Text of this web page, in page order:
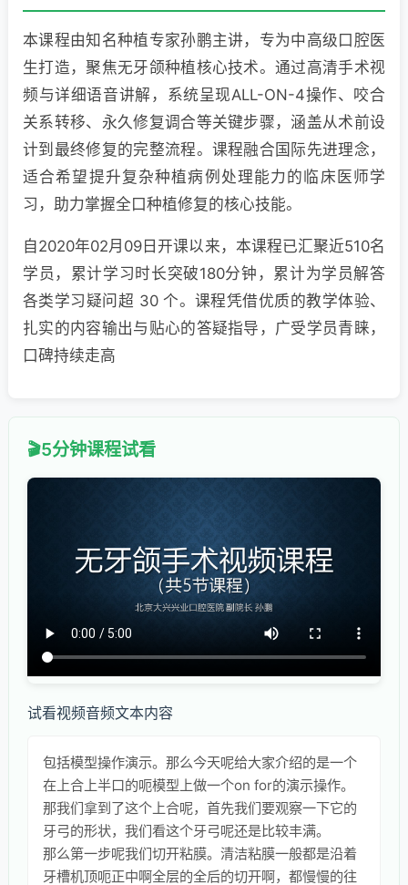
本课程由知名种植专家孙鹏主讲，专为中高级口腔医
生打造，聚焦无牙颌种植核心技术。通过高清手术视
频与详细语音讲解，系统呈现ALL-ON-4操作、咬合
关系转移、永久修复调合等关键步骤，涵盖从术前设
计到最终修复的完整流程。课程融合国际先进理念，
适合希望提升复杂种植病例处理能力的临床医师学
习，助力掌握全口种植修复的核心技能。
自2020年02月09日开课以来，本课程已汇聚近510名
学员，累计学习时长突破180分钟，累计为学员解答
各类学习疑问超 30 个。课程凭借优质的教学体验、
扎实的内容输出与贴心的答疑指导，广受学员青睐，
口碑持续走高
5分钟课程试看
试看视频音频文本内容
包括模型操作演示。那么今天呢给大家介绍的是一个
在上合上半口的呃模型上做一个on for的演示操作。
那我们拿到了这个上合呢，首先我们要观察一下它的
牙弓的形状，我们看这个牙弓呢还是比较丰满。
那么第一步呢我们切开粘膜。清洁粘膜一般都是沿着
牙槽机顶呃正中啊全层的全后的切开啊，都慢慢的往